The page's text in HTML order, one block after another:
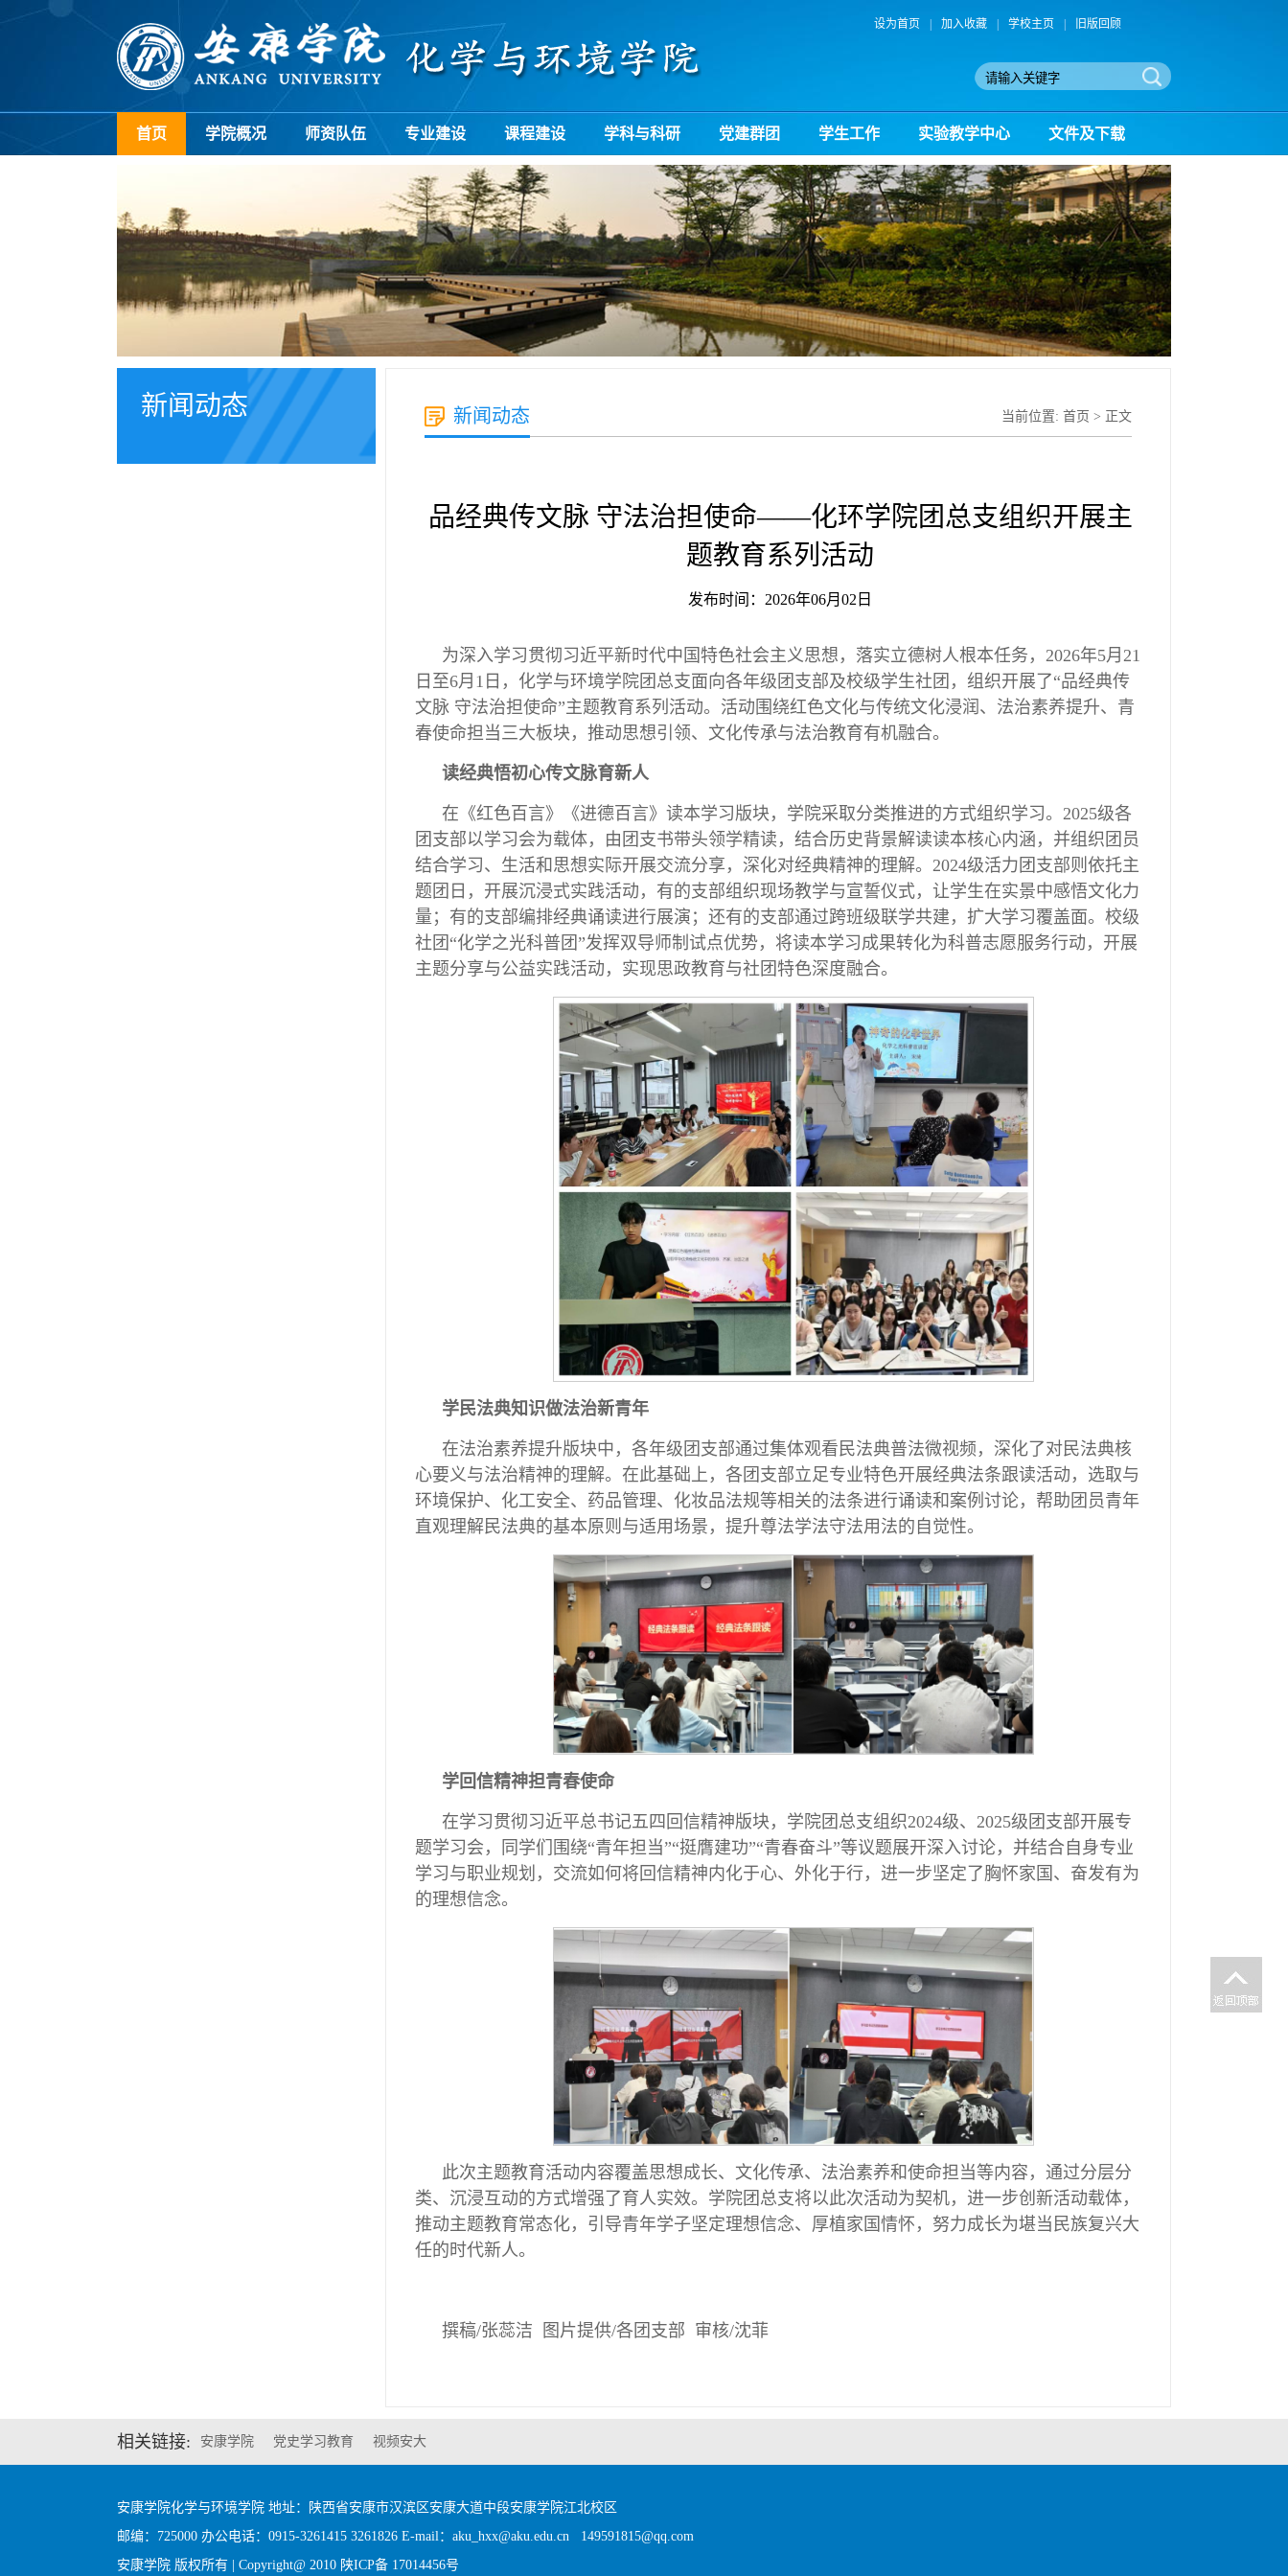
设为首页 加入收藏 学校主页 旧版回顾
首页 学院概况 师资队伍 专业建设 课程建设 学科与科研 党建群团 学生工作 实验教学中心 文件及下载
新闻动态 新闻动态 当前位置: 首页 > 正文
品经典传文脉 守法治担使命——化环学院团总支组织开展主
题教育系列活动
发布时间：2026年06月02日
为深入学习贯彻习近平新时代中国特色社会主义思想，落实立德树人根本任务，2026年5月21
日至6月1日，化学与环境学院团总支面向各年级团支部及校级学生社团，组织开展了“品经典传
文脉 守法治担使命”主题教育系列活动。活动围绕红色文化与传统文化浸润、法治素养提升、青
春使命担当三大板块，推动思想引领、文化传承与法治教育有机融合。
读经典悟初心传文脉育新人
在《红色百言》《进德百言》读本学习版块，学院采取分类推进的方式组织学习。2025级各
团支部以学习会为载体，由团支书带头领学精读，结合历史背景解读读本核心内涵，并组织团员
结合学习、生活和思想实际开展交流分享，深化对经典精神的理解。2024级活力团支部则依托主
题团日，开展沉浸式实践活动，有的支部组织现场教学与宣誓仪式，让学生在实景中感悟文化力
量；有的支部编排经典诵读进行展演；还有的支部通过跨班级联学共建，扩大学习覆盖面。校级
社团“化学之光科普团”发挥双导师制试点优势，将读本学习成果转化为科普志愿服务行动，开展
主题分享与公益实践活动，实现思政教育与社团特色深度融合。
学民法典知识做法治新青年
在法治素养提升版块中，各年级团支部通过集体观看民法典普法微视频，深化了对民法典核
心要义与法治精神的理解。在此基础上，各团支部立足专业特色开展经典法条跟读活动，选取与
环境保护、化工安全、药品管理、化妆品法规等相关的法条进行诵读和案例讨论，帮助团员青年
直观理解民法典的基本原则与适用场景，提升尊法学法守法用法的自觉性。
学回信精神担青春使命
在学习贯彻习近平总书记五四回信精神版块，学院团总支组织2024级、2025级团支部开展专
题学习会，同学们围绕“青年担当”“挺膺建功”“青春奋斗”等议题展开深入讨论，并结合自身专业
学习与职业规划，交流如何将回信精神内化于心、外化于行，进一步坚定了胸怀家国、奋发有为
的理想信念。
此次主题教育活动内容覆盖思想成长、文化传承、法治素养和使命担当等内容，通过分层分
类、沉浸互动的方式增强了育人实效。学院团总支将以此次活动为契机，进一步创新活动载体，
推动主题教育常态化，引导青年学子坚定理想信念、厚植家国情怀，努力成长为堪当民族复兴大
任的时代新人。
撰稿/张蕊洁 图片提供/各团支部 审核/沈菲
相关链接: 安康学院 党史学习教育 视频安大
安康学院化学与环境学院 地址：陕西省安康市汉滨区安康大道中段安康学院江北校区
邮编：725000 办公电话：0915-3261415 3261826 E-mail：aku_hxx@aku.edu.cn 149591815@qq.com
安康学院 版权所有 | Copyright@ 2010 陕ICP备 17014456号